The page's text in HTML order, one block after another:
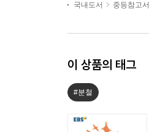
국내도서
중등참고서
이 상품의 태그
#분철